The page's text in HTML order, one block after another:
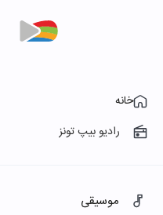
خانه
رادیو بیپ تونز
موسیقی